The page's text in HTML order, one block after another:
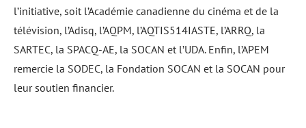
l’initiative, soit l’Académie canadienne du cinéma et de la
télévision, l’Adisq, l’AQPM, l’AQTIS514IASTE, l’ARRQ, la
SARTEC, la SPACQ-AE, la SOCAN et l’UDA. Enfin, l’APEM
remercie la SODEC, la Fondation SOCAN et la SOCAN pour
leur soutien financier.